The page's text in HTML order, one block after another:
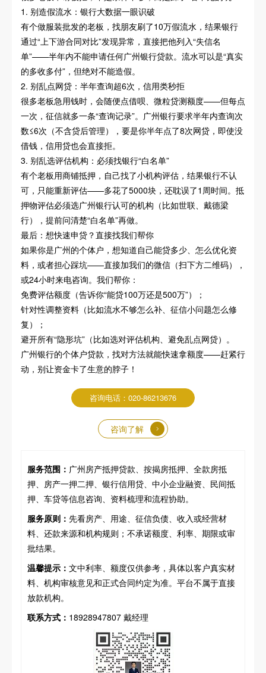
1. 别造假流水：银行大数据一眼识破
有个做服装批发的老板，找朋友刷了10万假流水，结果银行
通过“上下游合同对比”发现异常，直接把他列入“失信名
单”——半年内不能申请任何广州银行贷款。流水可以是“真实
的多收多付”，但绝对不能造假。
2. 别乱点网贷：半年查询超6次，信用类秒拒
很多老板急用钱时，会随便点借呗、微粒贷测额度——但每点
一次，征信就多一条“查询记录”。广州银行要求半年内查询次
数≤6次（不含贷后管理），要是你半年点了8次网贷，即使没
借钱，信用贷也会直接拒。
3. 别乱选评估机构：必须找银行“白名单”
有个老板用商铺抵押，自己找了小机构评估，结果银行不认
可，只能重新评估——多花了5000块，还耽误了1周时间。抵
押物评估必须选广州银行认可的机构（比如世联、戴德梁
行），提前问清楚“白名单”再做。
最后：想快速申贷？直接找我们帮你
如果你是广州的个体户，想知道自己能贷多少、怎么优化资
料，或者担心踩坑——直接加我们的微信（扫下方二维码），
或24小时来电咨询。我们帮你：
免费评估额度（告诉你“能贷100万还是500万”）；
针对性调整资料（比如流水不够怎么补、征信小问题怎么修
复）；
避开所有“隐形坑”（比如选对评估机构、避免乱点网贷）。
广州银行的个体户贷款，找对方法就能快速拿额度——赶紧行
动，别让资金卡了生意的脖子！
咨询电话：020-86213676
咨询了解
服务范围： 广州房产抵押贷款、按揭房抵押、全款房抵
押、房产一押二押、银行信用贷、中小企业融资、民间抵
押、车贷等信息咨询、资料梳理和流程协助。
服务原则： 先看房产、用途、征信负债、收入或经营材
料、还款来源和机构规则；不承诺额度、利率、期限或审
批结果。
温馨提示： 文中利率、额度仅供参考，具体以客户真实材
料、机构审核意见和正式合同约定为准。平台不属于直接
放款机构。
联系方式： 18928947807 戴经理